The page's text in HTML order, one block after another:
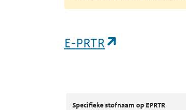
E-PRTR
Specifieke stofnaam op EPRTR